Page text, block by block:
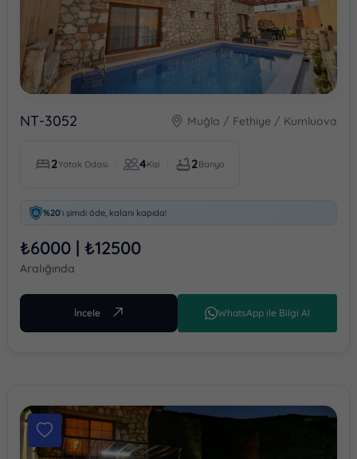
NT-3052 Muğla / Fethiye / Kumluova
2Yatak Odası 4Kişi 2Banyo
%20'ı şimdi öde, kalanı kapıda!
₺6000 | ₺12500
Aralığında
İncele WhatsApp ile Bilgi Al